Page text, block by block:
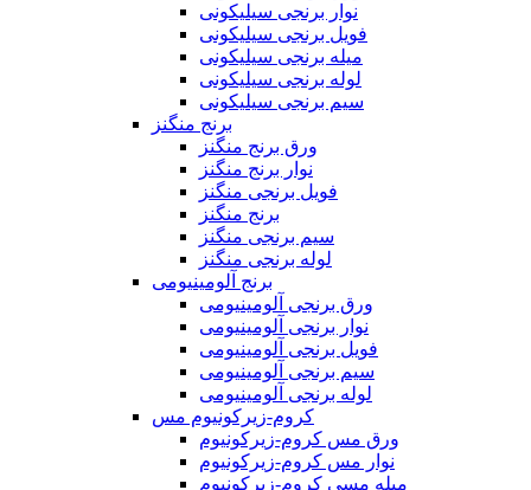
نوار برنجی سیلیکونی
فویل برنجی سیلیکونی
میله برنجی سیلیکونی
لوله برنجی سیلیکونی
سیم برنجی سیلیکونی
برنج منگنز
ورق برنج منگنز
نوار برنج منگنز
فویل برنجی منگنز
برنج منگنز
سیم برنجی منگنز
لوله برنجی منگنز
برنج آلومینیومی
ورق برنجی آلومینیومی
نوار برنجی آلومینیومی
فویل برنجی آلومینیومی
سیم برنجی آلومینیومی
لوله برنجی آلومینیومی
کروم-زیرکونیوم مس
ورق مس کروم-زیرکونیوم
نوار مس کروم-زیرکونیوم
میله مسی کروم-زیرکونیوم